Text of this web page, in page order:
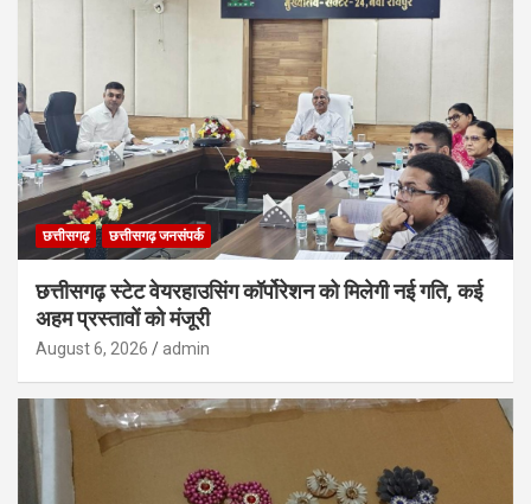
छत्तीसगढ़ छत्तीसगढ़ जनसंपर्क
छत्तीसगढ़ स्टेट वेयरहाउसिंग कॉर्पोरेशन को मिलेगी नई गति, कई
अहम प्रस्तावों को मंजूरी
August 6, 2026 admin